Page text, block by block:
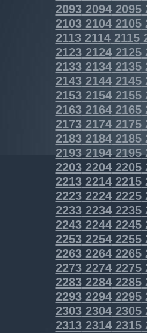
209320942095
210321042105
211321142115
212321242125
213321342135
214321442145
215321542155
216321642165
217321742175
218321842185
219321942195
220322042205
221322142215
222322242225
223322342235
224322442245
225322542255
226322642265
227322742275
228322842285
229322942295
230323042305
231323142315